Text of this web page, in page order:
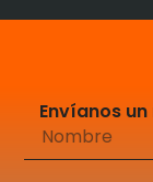
Envíanos